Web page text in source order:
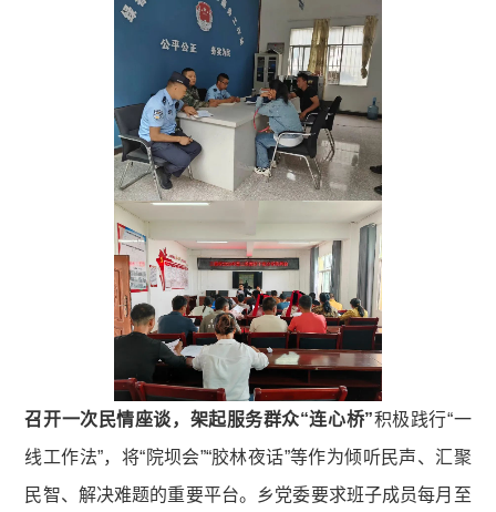
召开一次民情座谈，架起服务群众“连心桥”积极践行“一
线工作法”，将“院坝会”“胶林夜话”等作为倾听民声、汇聚
民智、解决难题的重要平台。乡党委要求班子成员每月至